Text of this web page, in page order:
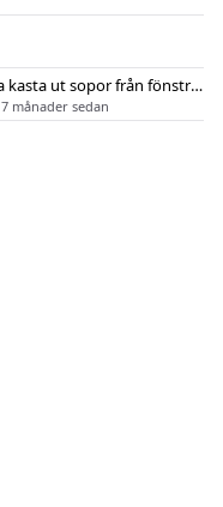
Göteborg: Bostadsbolaget vädjar att sluta kasta ut sopor från fönstren
7 månader sedan